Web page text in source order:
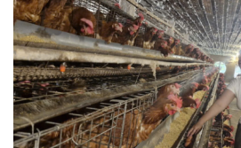
Cải chính